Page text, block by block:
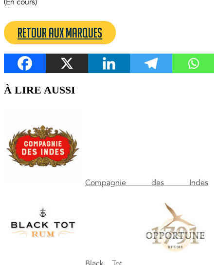
Retour aux marques
À LIRE AUSSI
Compagnie des Indes